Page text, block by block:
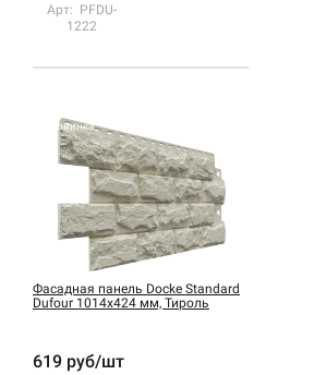
Арт: PFDU-
1222
Новинка
Фасадная панель Docke Standard
Dufour 1014х424 мм, Тироль
619 руб/шт